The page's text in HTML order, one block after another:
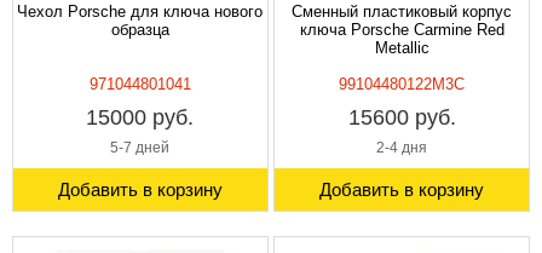
Чехол Porsche для ключа нового
образца
971044801041
15000 руб.
5-7 дней
Добавить в корзину
Сменный пластиковый корпус
ключа Porsche Carmine Red
Metallic
99104480122M3C
15600 руб.
2-4 дня
Добавить в корзину